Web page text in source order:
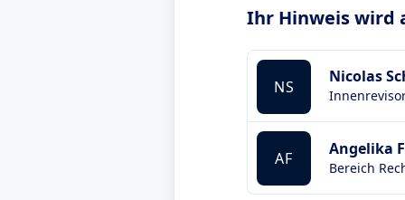
Ihr Hinweis wird
NS
Nicolas
AF
Angelika
Bereich